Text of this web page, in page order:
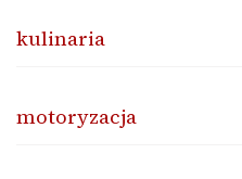
kulinaria
motoryzacja